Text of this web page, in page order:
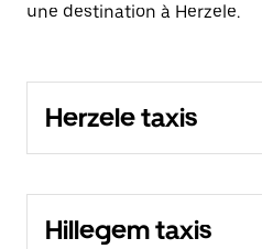
une destination à Herzele.
Herzele taxis
Hillegem taxis